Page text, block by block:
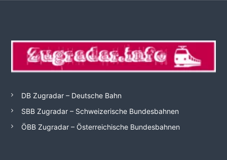
DB Zugradar – Deutsche Bahn
SBB Zugradar – Schweizerische Bundesbahnen
ÖBB Zugradar – Österreichische Bundesbahnen